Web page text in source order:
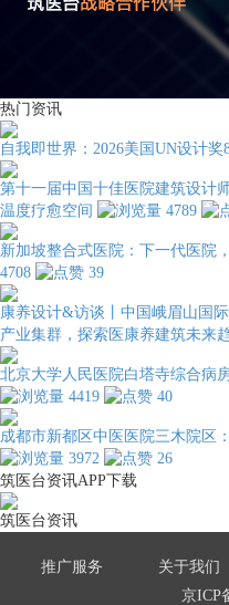
热门资讯
自我即世界：2026美国UN设计奖
第十一届中国十佳医院建筑设计
温度疗愈空间
4789
新加坡整合式医院：下一代医院
4708
39
康养设计&访谈丨中国峨眉山国
产业集群，探索医康养建筑未来
北京大学人民医院白塔寺综合病
4419
40
成都市新都区中医医院三木院区
3972
26
筑医台资讯APP下载
筑医台资讯
推广服务 关于我们
京ICP